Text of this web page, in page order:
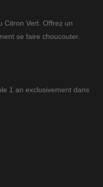
Citron Vert. Offrez un
se faire choucouter.
1 an exclusivement dans